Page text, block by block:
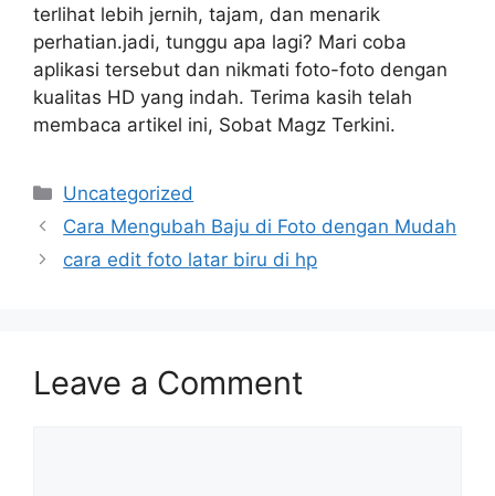
terlihat lebih jernih, tajam, dan menarik
perhatian.jadi, tunggu apa lagi? Mari coba
aplikasi tersebut dan nikmati foto-foto dengan
kualitas HD yang indah. Terima kasih telah
membaca artikel ini, Sobat Magz Terkini.
Categories
Uncategorized
Cara Mengubah Baju di Foto dengan Mudah
cara edit foto latar biru di hp
Leave a Comment